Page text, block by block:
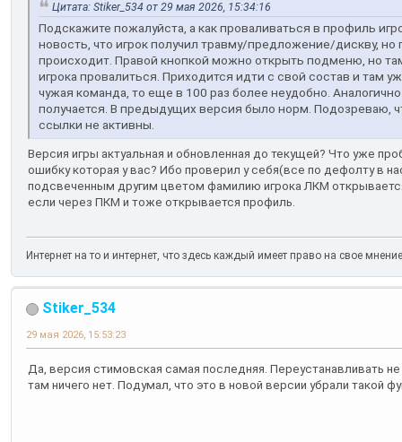
Цитата: Stiker_534 от 29 мая 2026, 15:34:16
Подскажите пожалуйста, а как проваливаться в профиль
новость, что игрок получил травму/предложение/дискву, но
происходит. Правой кнопкой можно открыть подменю, но
игрока провалиться. Приходится идти с свой состав и там
чужая команда, то еще в 100 раз более неудобно.
получается. В предыдущих версия было норм. Подозреваю,
ссылки не активны.
Версия игры актуальная и обновленная до текущей? Что уже
ошибку которая у вас? Ибо проверил у себя(все по дефолту в
подсвеченным другим цветом фамилию игрока ЛКМ
если через ПКМ и тоже открывается профиль.
Интернет на то и интернет, что здесь каждый имеет право на свое
Stiker_534
29 мая 2026, 15:53:23
Да, версия стимовская самая последняя. Переустанавливать
там ничего нет. Подумал, что это в новой версии убрали такой